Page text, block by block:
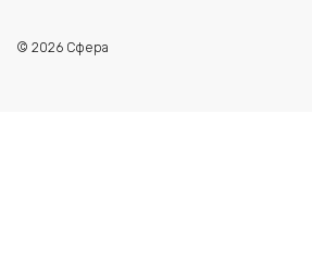
© 2026 Сфера